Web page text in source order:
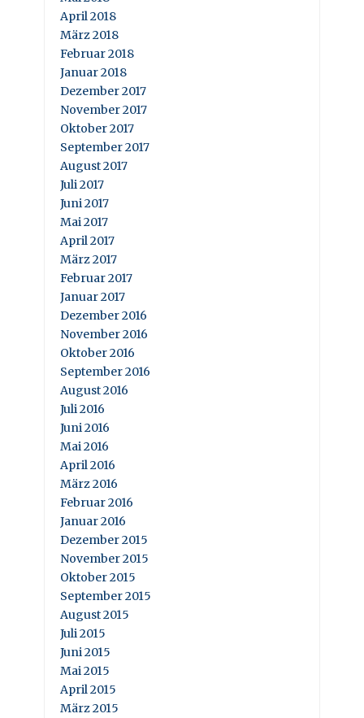
April 2018
März 2018
Februar 2018
Januar 2018
Dezember 2017
November 2017
Oktober 2017
September 2017
August 2017
Juli 2017
Juni 2017
Mai 2017
April 2017
März 2017
Februar 2017
Januar 2017
Dezember 2016
November 2016
Oktober 2016
September 2016
August 2016
Juli 2016
Juni 2016
Mai 2016
April 2016
März 2016
Februar 2016
Januar 2016
Dezember 2015
November 2015
Oktober 2015
September 2015
August 2015
Juli 2015
Juni 2015
Mai 2015
April 2015
März 2015